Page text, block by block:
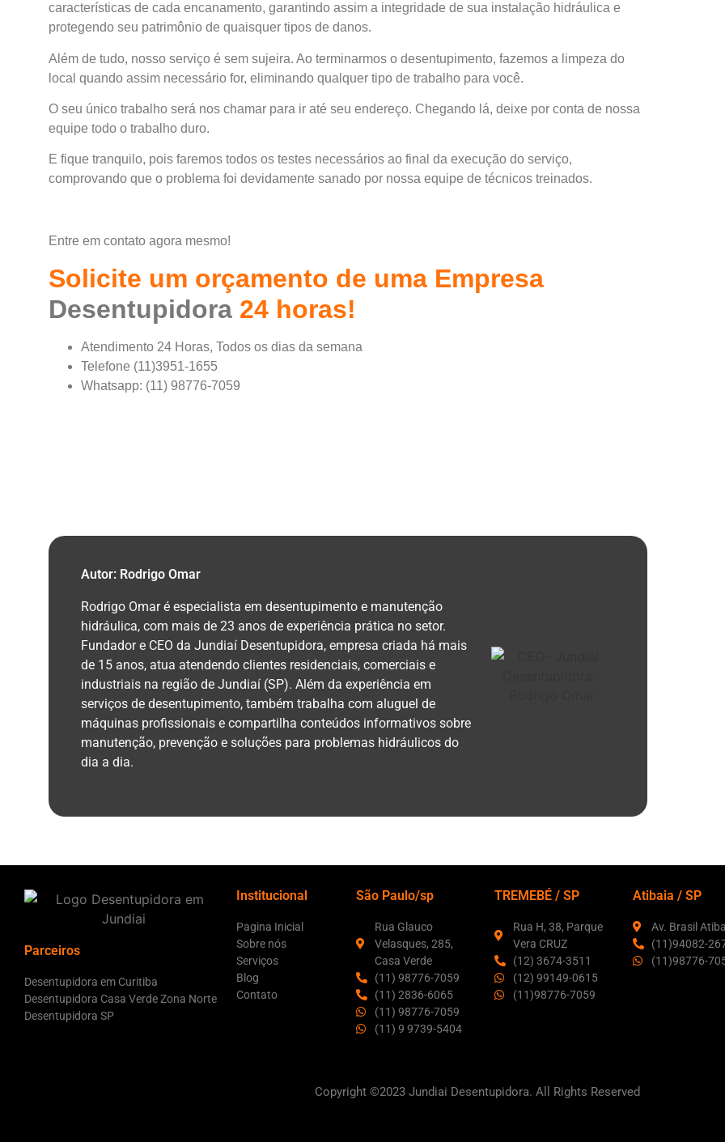
características de cada encanamento, garantindo assim a integridade de sua instalação hidráulica e
protegendo seu patrimônio de quaisquer tipos de danos.
Além de tudo, nosso serviço é sem sujeira. Ao terminarmos o desentupimento, fazemos a limpeza do
local quando assim necessário for, eliminando qualquer tipo de trabalho para você.
O seu único trabalho será nos chamar para ir até seu endereço. Chegando lá, deixe por conta de nossa
equipe todo o trabalho duro.
E fique tranquilo, pois faremos todos os testes necessários ao final da execução do serviço,
comprovando que o problema foi devidamente sanado por nossa equipe de técnicos treinados.
Entre em contato agora mesmo!
Solicite um orçamento de uma Empresa
Desentupidora 24 horas!
Atendimento 24 Horas, Todos os dias da semana
Telefone (11)3951-1655
Whatsapp: (11) 98776-7059
Autor: Rodrigo Omar
Rodrigo Omar é especialista em desentupimento e manutenção
hidráulica, com mais de 23 anos de experiência prática no setor.
Fundador e CEO da Jundiaí Desentupidora, empresa criada há mais
de 15 anos, atua atendendo clientes residenciais, comerciais e
industriais na região de Jundiaí (SP). Além da experiência em
serviços de desentupimento, também trabalha com aluguel de
máquinas profissionais e compartilha conteúdos informativos sobre
manutenção, prevenção e soluções para problemas hidráulicos do
dia a dia.
Parceiros
Desentupidora em Curitiba
Desentupidora Casa Verde Zona Norte
Desentupidora SP
Institucional
Pagina Inicial
Sobre nós
Serviços
Blog
Contato
São Paulo/sp
Rua Glauco
Velasques, 285,
Casa Verde
(11) 98776-7059
(11) 2836-6065
(11) 98776-7059
(11) 9 9739-5404
TREMEBÉ / SP
Rua H, 38, Parque
Vera CRUZ
(12) 3674-3511
(12) 99149-0615
(11)98776-7059
Atibaia / SP
Av. Brasil
(11)94082-
(11)98776-
Copyright ©2023 Jundiai Desentupidora. All Rights Reserved